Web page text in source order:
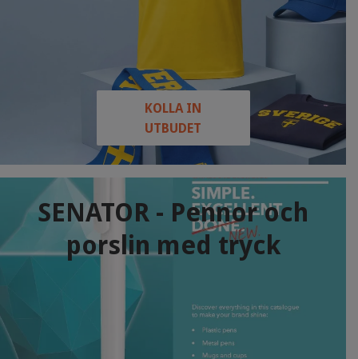
KOLLA IN
UTBUDET
SENATOR - Pennor och
porslin med tryck